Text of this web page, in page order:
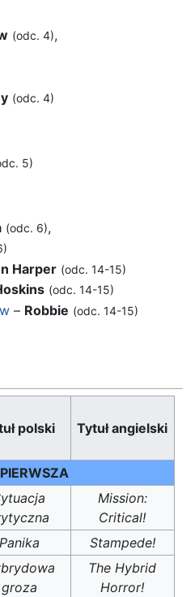
(odc. 4),
(odc. 4)
5)
(odc. 6),
Harper (odc. 14-15)
(odc. 14-15)
– Robbie (odc. 14-15)
polski Tytuł angielski
Mission:
Critical!
Panika Stampede!
groza
The Hybrid
Horror!